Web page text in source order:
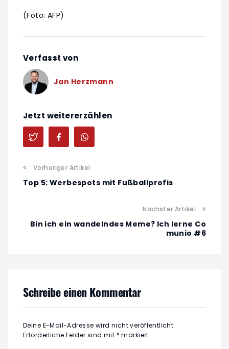
(Foto: AFP)
Verfasst von
Jan Herzmann
Jetzt weitererzählen
Vorheriger Artikel
Top 5: Werbespots mit Fußballprofis
Nächster Artikel
Bin ich ein wandelndes Meme? Ich lerne Co
munio #6
Schreibe einen Kommentar
Deine E-Mail-Adresse wird nicht veröffentlicht.
Erforderliche Felder sind mit * markiert